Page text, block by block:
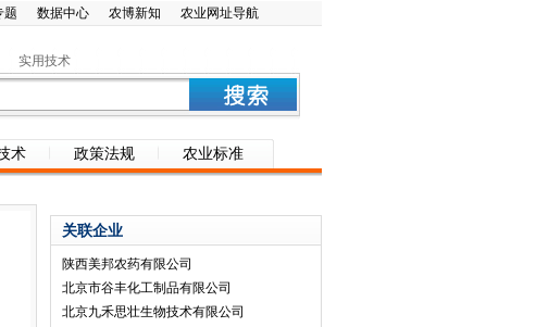
题 数据中心 农博新知 农业网址导航
实用技术
术 政策法规 农业标准
关联企业
陕西美邦农药有限公司
北京市谷丰化工制品有限公司
北京九禾思壮生物技术有限公司